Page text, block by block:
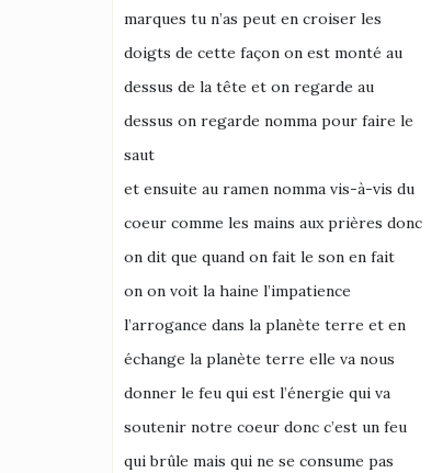
marques tu n’as peut en croiser les
doigts de cette façon on est monté au
dessus de la tête et on regarde au
dessus on regarde nomma pour faire le
saut
et ensuite au ramen nomma vis-à-vis du
coeur comme les mains aux prières donc
on dit que quand on fait le son en fait
on on voit la haine l’impatience
l’arrogance dans la planète terre et en
échange la planète terre elle va nous
donner le feu qui est l’énergie qui va
soutenir notre coeur donc c’est un feu
qui brûle mais qui ne se consume pas